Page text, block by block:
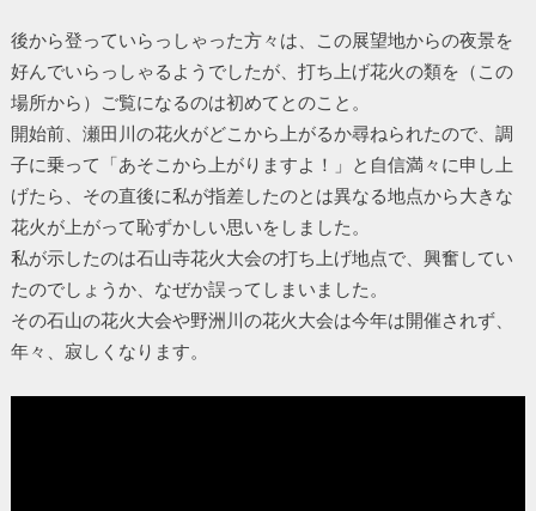
後から登っていらっしゃった方々は、この展望地からの夜景を
好んでいらっしゃるようでしたが、打ち上げ花火の類を（この
場所から）ご覧になるのは初めてとのこと。
開始前、瀬田川の花火がどこから上がるか尋ねられたので、調
子に乗って「あそこから上がりますよ！」と自信満々に申し上
げたら、その直後に私が指差したのとは異なる地点から大きな
花火が上がって恥ずかしい思いをしました。
私が示したのは石山寺花火大会の打ち上げ地点で、興奮してい
たのでしょうか、なぜか誤ってしまいました。
その石山の花火大会や野洲川の花火大会は今年は開催されず、
年々、寂しくなります。